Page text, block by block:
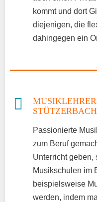
kommt und dort
diejenigen, die
dahingegen ein
STÜTZERBACH
Passionierte
zum Beruf
Unterricht geben,
Musikschulen im
beispielsweise
werden, indem